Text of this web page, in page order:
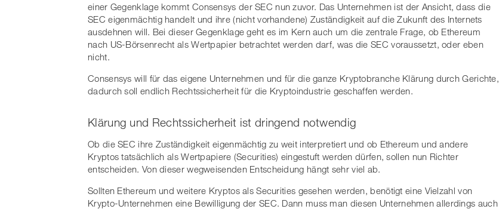
einer Gegenklage kommt Consensys der SEC nun zuvor. Das Unternehmen ist der Ansicht, dass die
SEC eigenmächtig handelt und ihre (nicht vorhandene) Zuständigkeit auf die Zukunft des Internets
ausdehnen will. Bei dieser Gegenklage geht es im Kern auch um die zentrale Frage, ob Ethereum
nach US-Börsenrecht als Wertpapier betrachtet werden darf, was die SEC voraussetzt, oder eben
nicht.
Consensys will für das eigene Unternehmen und für die ganze Kryptobranche Klärung durch Gerichte,
dadurch soll endlich Rechtssicherheit für die Kryptoindustrie geschaffen werden.
Klärung und Rechtssicherheit ist dringend notwendig
Ob die SEC ihre Zuständigkeit eigenmächtig zu weit interpretiert und ob Ethereum und andere
Kryptos tatsächlich als Wertpapiere (Securities) eingestuft werden dürfen, sollen nun Richter
entscheiden. Von dieser wegweisenden Entscheidung hängt sehr viel ab.
Sollten Ethereum und weitere Kryptos als Securities gesehen werden, benötigt eine Vielzahl von
Krypto-Unternehmen eine Bewilligung der SEC. Dann muss man diesen Unternehmen allerdings auch